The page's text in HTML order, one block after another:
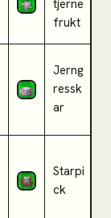
tjerne
frukt
Jerng
ressk
ar
Starpi
ck